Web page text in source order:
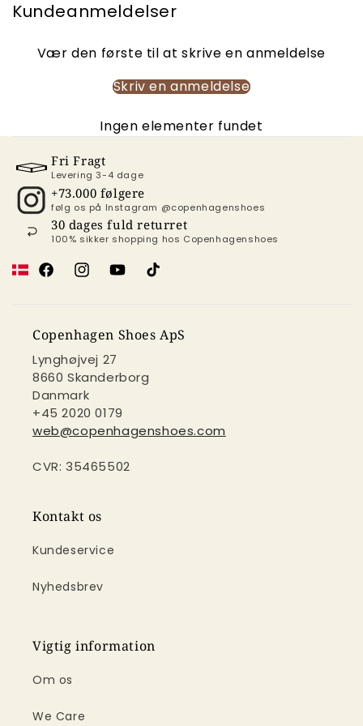
Kundeanmeldelser
Vær den første til at skrive en anmeldelse
Skriv en anmeldelse
Ingen elementer fundet
Fri Fragt
Levering 3-4 dage
+73.000 følgere
følg os på Instagram @copenhagenshoes
30 dages fuld returret
100% sikker shopping hos Copenhagenshoes
FacebookInstagramYouTubeTikTok
Copenhagen Shoes ApS
Lynghøjvej 27
8660 Skanderborg
Danmark
+45 2020 0179
web@copenhagenshoes.com
CVR: 35465502
Kontakt os
Kundeservice
Nyhedsbrev
Vigtig information
Om os
We Care